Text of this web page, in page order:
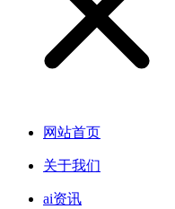
网站首页
关于我们
ai资讯